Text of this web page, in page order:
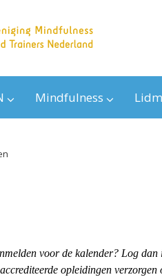
Mindfulness
voor de kalender? Log
opleidingen